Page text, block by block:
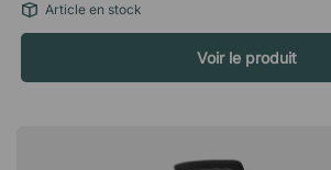
Avec la chaise de bureau Ergo, vous êtes
confortablement toute la journée grâce au
permet à l'air de circuler près du corps et à
confortable du siège. Relevez et abaissez
réunions animées. Spécifications Siège et
fixe. L'assise et le dossier sont en maille
Article en stock
Voir le produit